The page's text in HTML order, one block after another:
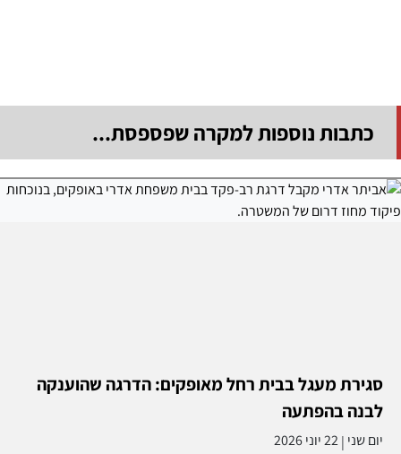
כתבות נוספות למקרה שפספסת...
סגירת מעגל בבית רחל מאופקים: הדרגה שהוענקה
לבנה בהפתעה
יום שני |22 יוני 2026